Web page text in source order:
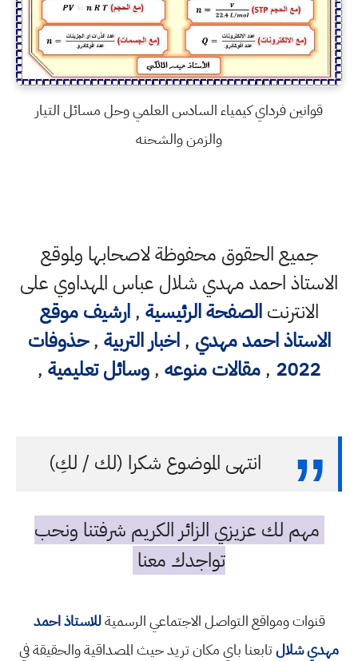
قوانين فرداي كيمياء السادس العلمي وحل مسائل التيار
والزمن والشحنه
جميع الحقوق محفوظة لاصحابها ولموقع
الاستاذ احمد مهدي شلال عباس المهداوي على
الانترنتالصفحة الرئيسية ,ارشيف موقع
الاستاذ احمد مهدي ,اخبار التربية ,حذوفات
2022
,مقالات منوعه ,وسائل تعليمية ,
انتهى الموضوع شكرا (لك / لكِ)
مهم لك عزيزي الزائر الكريم شرفتنا ونحب
تواجدك معنا
قنوات ومواقع التواصل الاجتماعي الرسميةللاستاذ احمد
مهدي شلالتابعنا باي مكان تريد حيث المصداقية والحقيقة في